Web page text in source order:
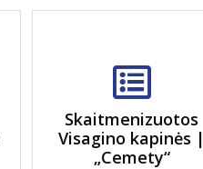
Skaitmenizuotos
Visagino kapinės |
„Cemety“